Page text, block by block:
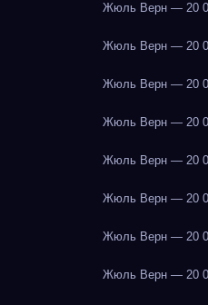
Жюль Верн — 20
Жюль Верн — 20
Жюль Верн — 20
Жюль Верн — 20
Жюль Верн — 20
Жюль Верн — 20
Жюль Верн — 20
Жюль Верн — 20